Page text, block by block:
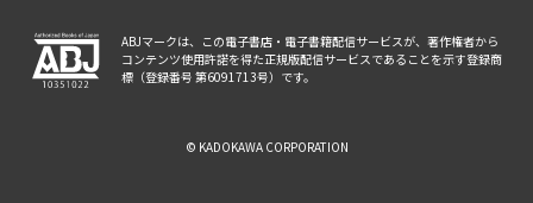
ABJマークは、この電子書店・電子書籍配信サービスが、著作権者から
コンテンツ使用許諾を得た正規版配信サービスであることを示す登録商
標（登録番号 第6091713号）です。
© KADOKAWA CORPORATION